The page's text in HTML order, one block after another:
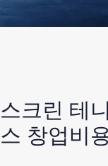
스크린 테
스 창업비